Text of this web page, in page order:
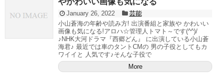
January 26, 2022
芸能
小山蒼海の年齢や読み方! 出演番組と家族や かわいい
画像も気になる!アロハ☆管理人トマト～です(^^)/
♪NHK大河ドラマ『西郷どん』 に出演している小山蒼
海君♪ 最近では車のタントCMの 男の子役としてもカ
ワイイと 人気です♪そんな子役で
More